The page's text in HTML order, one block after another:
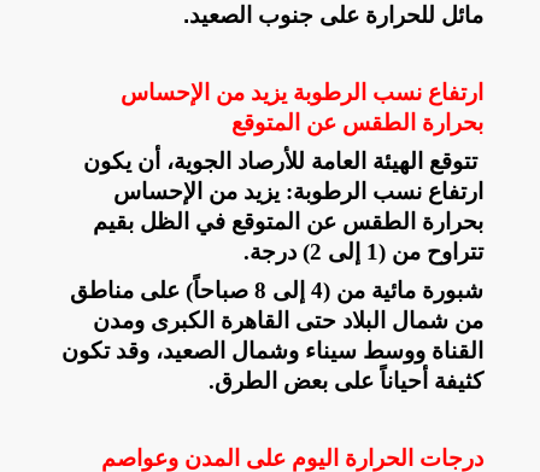
مائل للحرارة على جنوب الصعيد.
ارتفاع نسب الرطوبة يزيد من الإحساس
بحرارة الطقس عن المتوقع
تتوقع الهيئة العامة للأرصاد الجوية، أن يكون
ارتفاع نسب الرطوبة: يزيد من الإحساس
بحرارة الطقس عن المتوقع في الظل بقيم
تتراوح من (1 إلى 2) درجة
.
​شبورة مائية من (4 إلى 8 صباحاً) على مناطق
من شمال البلاد حتى القاهرة الكبرى ومدن
القناة ووسط سيناء وشمال الصعيد، وقد تكون
كثيفة أحياناً على بعض الطرق.
درجات الحرارة اليوم على المدن وعواصم